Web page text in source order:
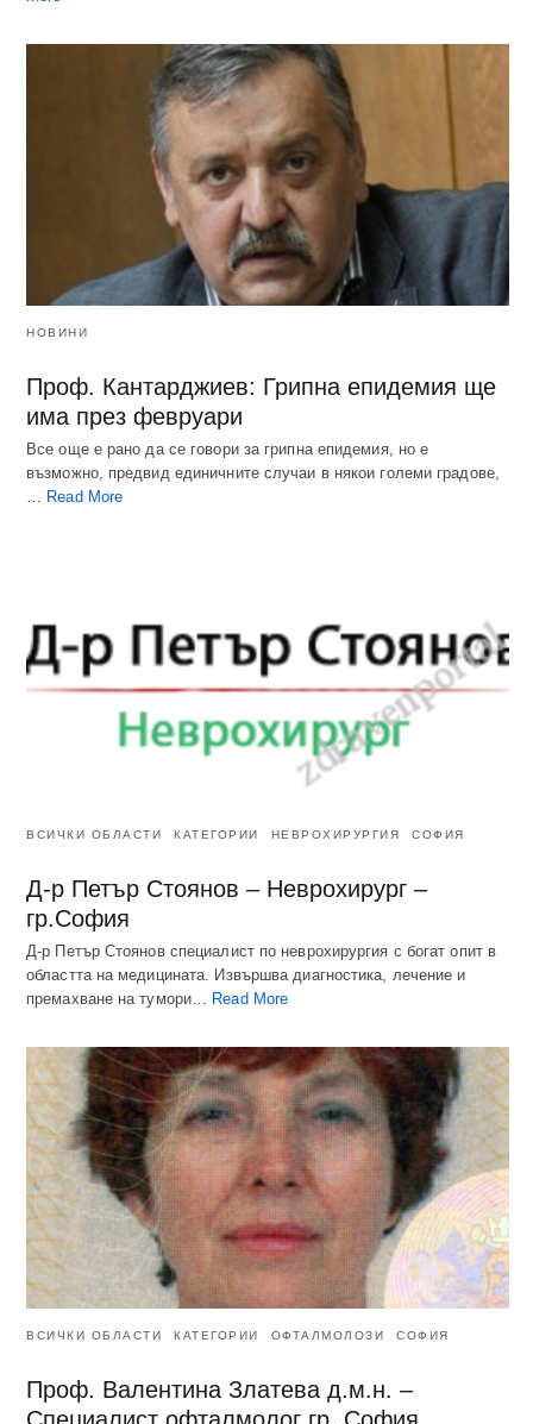
НОВИНИ
Проф. Кантарджиев: Грипна епидемия ще
има през февруари
Все още е рано да се говори за грипна епидемия, но е
възможно, предвид единичните случаи в някои големи градове,
… Read More
ВСИЧКИ ОБЛАСТИ КАТЕГОРИИ НЕВРОХИРУРГИЯ СОФИЯ
Д-р Петър Стоянов – Неврохирург –
гр.София
Д-р Петър Стоянов специалист по неврохирургия с богат опит в
областта на медицината. Извършва диагностика, лечение и
премахване на тумори…
Read More
ВСИЧКИ ОБЛАСТИ КАТЕГОРИИ ОФТАЛМОЛОЗИ СОФИЯ
Проф. Валентина Златева д.м.н. –